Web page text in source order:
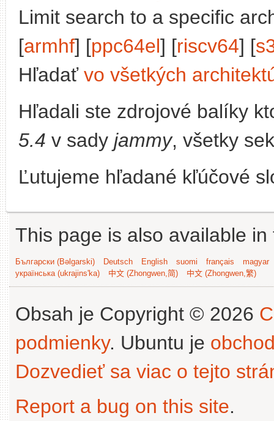
Limit search to a specific
[armhf] [ppc64el] [riscv64] [
Hľadať vo všetkých
Hľadali ste zdrojové balíky
5.4 v sady jammy, všetky
Ľutujeme hľadané kľúčové
This page is also available
Български (Bəlgarski) Deutsch English suomi français
magyar
українська (ukrajins'ka)
中文 (Zhongwen,简) 中文 (Zhongwen,繁)
Obsah je Copyright © 2026
podmienky. Ubuntu je
Dozvedieť sa viac o tejto
Report a bug on this site.